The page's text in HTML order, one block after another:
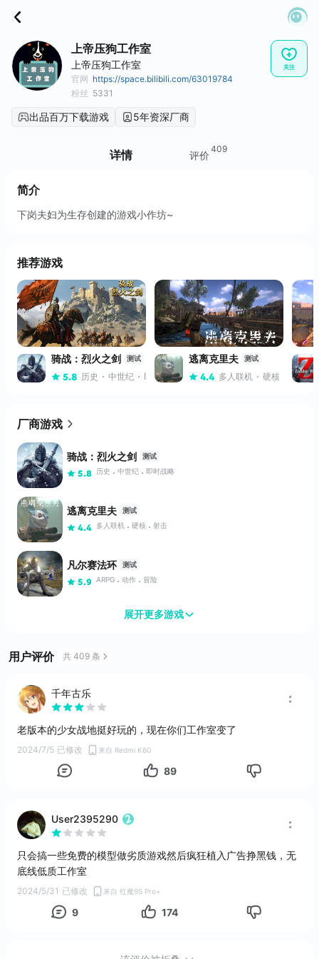
上帝压狗工作室
上帝压狗工作室
官网 https://space.bilibili.com/63019784
粉丝 5331
关注
出品百万下载游戏 5年资深厂商
详情 评价
409
简介
下岗夫妇为生存创建的游戏小作坊~
推荐游戏
骑战：烈火之剑 测试
5.8 历史 中世纪 即时战略
逃离克里夫 测试
4.4 多人联机 硬核 射击
厂商游戏
骑战：烈火之剑 测试
5.8 历史 中世纪 即时战略
逃离克里夫 测试
4.4 多人联机 硬核 射击
凡尔赛法环 测试
5.9 ARPG 动作 冒险
七日求生：新世界 测试
7.7
幼兽帕帕 测试
4.5
悟空：猴王西游记
5.7 角色扮演
守望联盟 测试
动作
展开更多游戏
用户评价 共 409 条
千年古乐
老版本的少女战地挺好玩的，现在你们工作室变了
2024/7/5 已修改 来自 Redmi K60
89
User2395290
只会搞一些免费的模型做劣质游戏然后疯狂植入广告挣黑钱，无
底线低质工作室
2024/5/31 已修改 来自 红魔9S Pro+
9 174